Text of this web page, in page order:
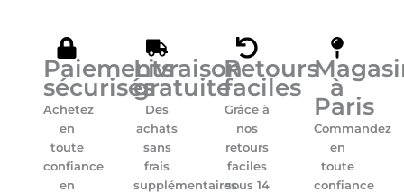
Paiements
sécurisés
Achetez
en
toute
confiance
en
Livraison
gratuite
Des
achats
sans
frais
supplémentaires
Retours
faciles
Grâce à
nos
retours
faciles
sous 14
à
Paris
Commandez
en
toute
confiance